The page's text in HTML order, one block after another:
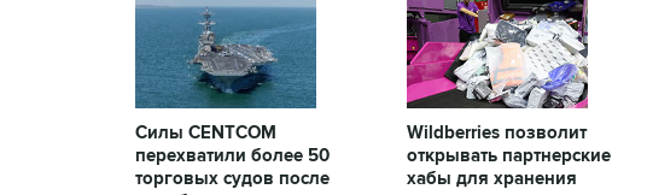
Силы CENTCOM
перехватили более 50
торговых судов после
Wildberries позволит
открывать партнерские
хабы для хранения